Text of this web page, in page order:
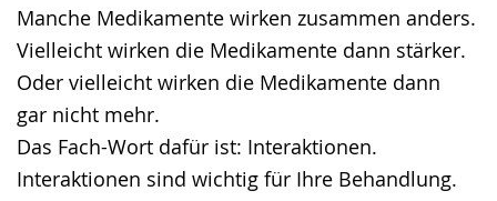
Manche Medikamente wirken zusammen anders.
Vielleicht wirken die Medikamente dann stärker.
Oder vielleicht wirken die Medikamente dann
gar nicht mehr.
Das Fach-Wort dafür ist: Interaktionen.
Interaktionen sind wichtig für Ihre Behandlung.